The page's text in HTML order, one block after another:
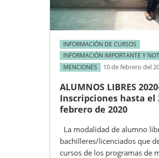
INFORMACIÓN DE CURSOS
INFORMACIÓN IMPORTANTE Y
MENCIONES
10 de febrero del
ALUMNOS LIBRES
Inscripciones hasta el
febrero de 2020
La modalidad de alumno
bachilleres/licenciados que
cursos de los programas de